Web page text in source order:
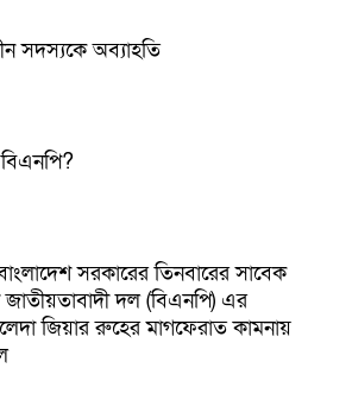
সদস্যকে অব্যাহতি
সরকারের তিনবারের সাবেক
জাতীয়তাবাদী দল (বিএনপি) এর
জিয়ার রুহের মাগফেরাত কামনায়